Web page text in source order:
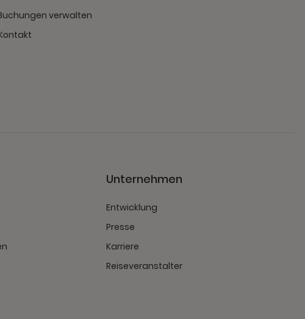
verwalten
Unternehmen
Entwicklung
Presse
Karriere
Reiseveranstalter